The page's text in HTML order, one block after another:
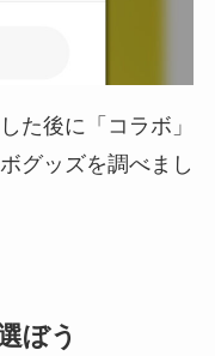
た後に「コラボ」
グッズを調べまし
ぼう